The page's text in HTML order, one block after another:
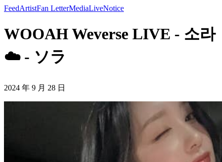
FeedArtistFan LetterMediaLiveNotice
WOOAH Weverse LIVE - 소라
☁️ - ソラ
2024 年 9 月 28 日